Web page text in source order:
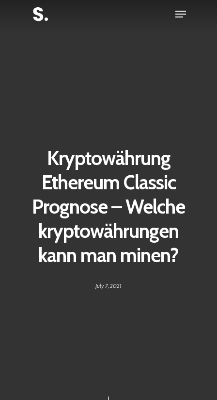
Menu
Kryptowährung
Ethereum Classic
Prognose – Welche
kryptowährungen
kann man minen?
July 7, 2021